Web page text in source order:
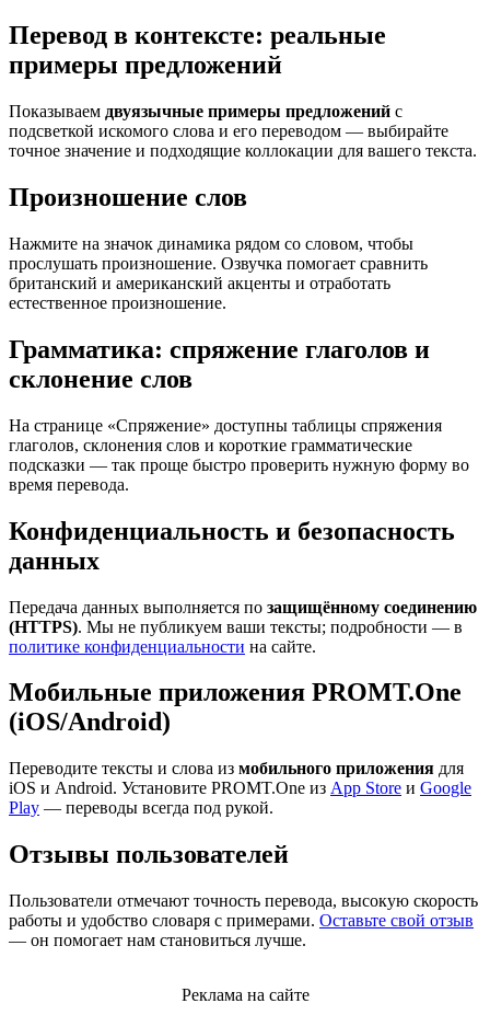
Перевод в контексте: реальные
примеры предложений
Показываем двуязычные примеры предложений с
подсветкой искомого слова и его переводом — выбирайте
точное значение и подходящие коллокации для вашего текста.
Произношение слов
Нажмите на значок динамика рядом со словом, чтобы
прослушать произношение. Озвучка помогает сравнить
британский и американский акценты и отработать
естественное произношение.
Грамматика: спряжение глаголов и
склонение слов
На странице «Спряжение» доступны таблицы спряжения
глаголов, склонения слов и короткие грамматические
подсказки — так проще быстро проверить нужную форму во
время перевода.
Конфиденциальность и безопасность
данных
Передача данных выполняется по защищённому соединению
(HTTPS). Мы не публикуем ваши тексты; подробности — в
политике конфиденциальности на сайте.
Мобильные приложения PROMT.One
(iOS/Android)
Переводите тексты и слова из мобильного приложения для
iOS и Android. Установите PROMT.One из App Store и Google
Play — переводы всегда под рукой.
Отзывы пользователей
Пользователи отмечают точность перевода, высокую скорость
работы и удобство словаря с примерами. Оставьте свой отзыв
— он помогает нам становиться лучше.
Реклама на сайте